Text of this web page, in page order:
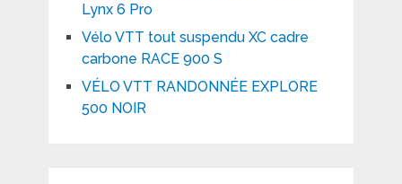
Lynx 6 Pro
Vélo VTT tout suspendu XC cadre
carbone RACE 900 S
VÉLO VTT RANDONNÉE EXPLORE
500 NOIR